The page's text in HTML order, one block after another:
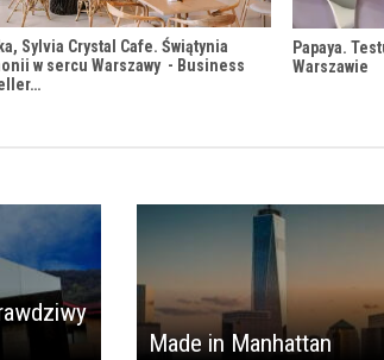
Sylvia Crystal Cafe. Świątynia
w sercu Warszawy - Business
Papaya.
Warszawie
Made in Manhattan